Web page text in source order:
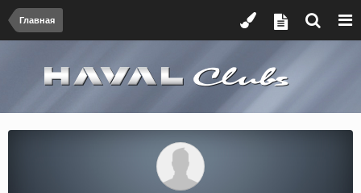
Главная